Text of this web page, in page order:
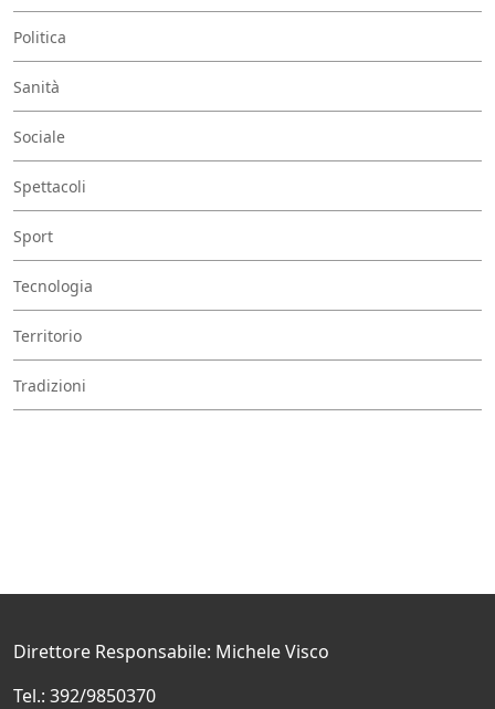
Politica
Sanità
Sociale
Spettacoli
Sport
Tecnologia
Territorio
Tradizioni
Direttore Responsabile: Michele Visco
Tel.: 392/9850370